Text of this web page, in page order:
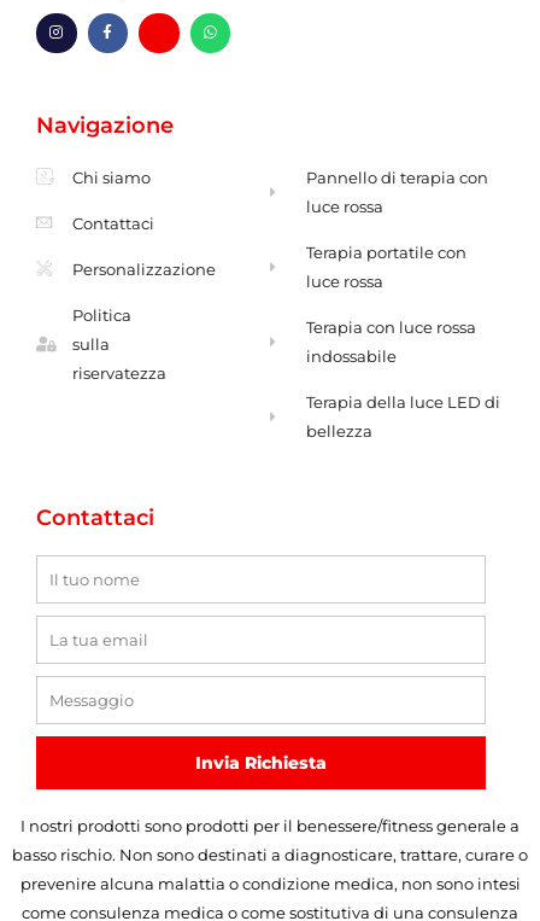
P
r
o
u
F
a
o
k
m
t
a
W
h
Navigazione
Chi siamo
Contattaci
Personalizzazione
Politica
sulla
riservatezza
Pannello di terapia con
luce rossa
Terapia portatile con
luce rossa
Terapia con luce rossa
indossabile
Terapia della luce LED di
bellezza
Contattaci
Nome
mail
Messaggio
Invia Richiesta
I nostri prodotti sono prodotti per il benessere/fitness generale a
basso rischio. Non sono destinati a diagnosticare, trattare, curare o
prevenire alcuna malattia o condizione medica, non sono intesi
come consulenza medica o come sostitutiva di una consulenza